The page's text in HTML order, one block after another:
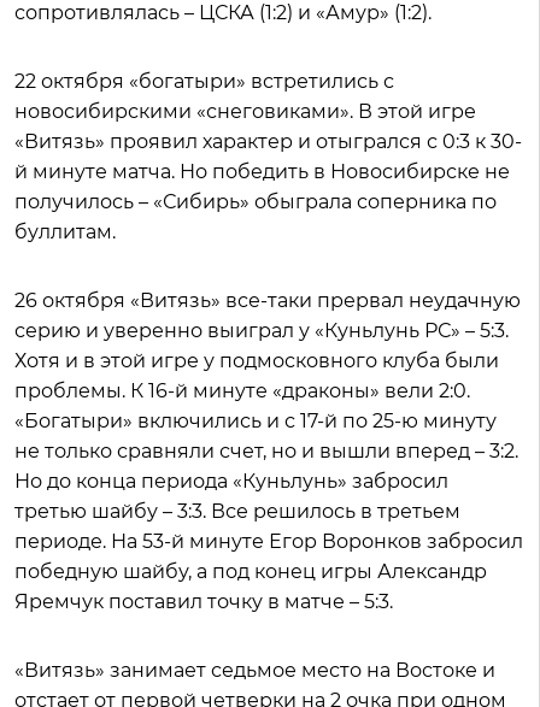
сопротивлялась – ЦСКА (1:2) и «Амур» (1:2).
22 октября «богатыри» встретились с
новосибирскими «снеговиками». В этой игре
«Витязь» проявил характер и отыгрался с 0:3 к 30-
й минуте матча. Но победить в Новосибирске не
получилось – «Сибирь» обыграла соперника по
буллитам.
26 октября «Витязь» все-таки прервал неудачную
серию и уверенно выиграл у «Куньлунь РС» – 5:3.
Хотя и в этой игре у подмосковного клуба были
проблемы. К 16-й минуте «драконы» вели 2:0.
«Богатыри» включились и с 17-й по 25-ю минуту
не только сравняли счет, но и вышли вперед – 3:2.
Но до конца периода «Куньлунь» забросил
третью шайбу – 3:3. Все решилось в третьем
периоде. На 53-й минуте Егор Воронков забросил
победную шайбу, а под конец игры Александр
Яремчук поставил точку в матче – 5:3.
«Витязь» занимает седьмое место на Востоке и
отстает от первой четверки на 2 очка при одном